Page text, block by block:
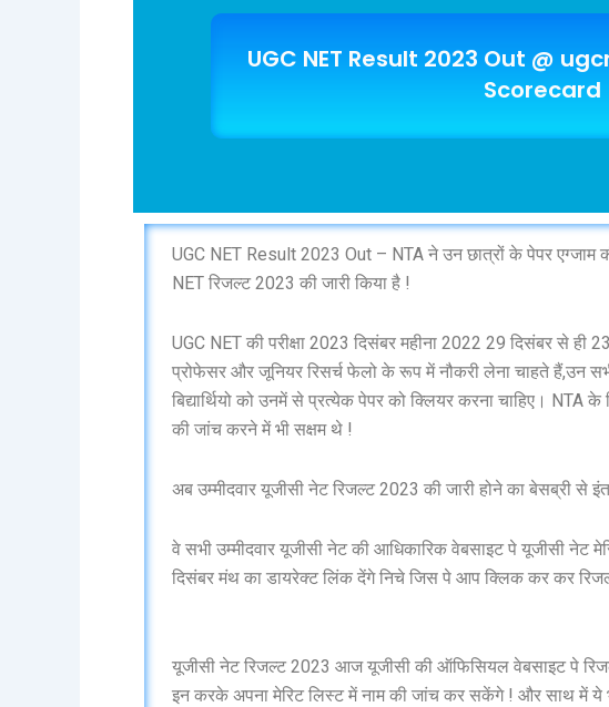
UGC NET Result 2023 Out @
Scorecard
UGC NET Result 2023 Out – NTA ने उन छात्रों के पेपर
NET रिजल्ट 2023 की जारी किया है !
UGC NET की परीक्षा 2023 दिसंबर महीना 2022 29 दिसंबर से
प्रोफेसर और जूनियर रिसर्च फेलो के रूप में नौकरी लेना चाहते हैं,उन सभी
बिद्यार्थियो को उनमें से प्रत्येक पेपर को क्लियर करना चाहिए। NTA
की जांच करने में भी सक्षम थे !
अब उम्मीदवार यूजीसी नेट रिजल्ट 2023 की जारी होने का बेसब्री
वे सभी उम्मीदवार यूजीसी नेट की आधिकारिक वेबसाइट पे यूजीसी
दिसंबर मंथ का डायरेक्ट लिंक देंगे निचे जिस पे आप क्लिक कर कर
यूजीसी नेट रिजल्ट 2023 आज यूजीसी की ऑफिसियल वेबसाइट पे
इन करके अपना मेरिट लिस्ट में नाम की जांच कर सकेंगे ! और साथ में